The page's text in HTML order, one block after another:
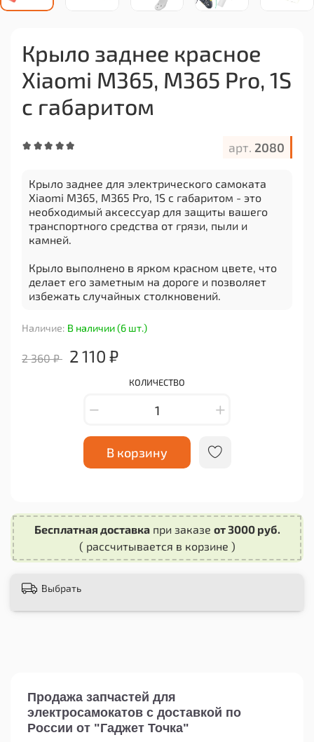
арт. 2080
Наличие: В наличии (6 шт.)
Крыло заднее красное
Xiaomi M365, M365 Pro, 1S
с габаритом
2 360 ₽ 2 110 ₽
КОЛИЧЕСТВО
В корзину
Крыло заднее для электрического самоката
Xiaomi M365, M365 Pro, 1S с габаритом - это
необходимый аксессуар для защиты вашего
транспортного средства от грязи, пыли и
камней.
Крыло выполнено в ярком красном цвете, что
делает его заметным на дороге и позволяет
избежать случайных столкновений.
Крыло подходит для широкого спектра моделей
самокатов, включая Xiaomi 1S, Xiaomi M365,
Xiaomi M365 Pro 2, Xiaomi Mijia M365, Xiaomi
Mijia M365 Pro и Xiaomi Mijia M365 Pro 2.
габаритом предназначено для всех уровней
В комплекте идет одно крыло, что позволяет
вам выбрать наиболее подходящий вариант для
Pro, 1S с габаритом, вы получаете надежный
аксессуар, который поможет защитить ваш
самокат от повреждений и продлить его срок
службы.
Бесплатная доставкапри заказе от 3000 руб.
( рассчитывается в корзине )
Выбрать
Продажа запчастей для
электросамокатов с доставкой по
России от "Гаджет Точка"